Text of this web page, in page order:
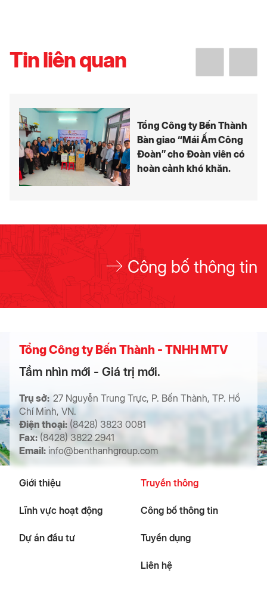
Tin liên quan
Tổng Công ty Bến Thành
Bàn giao “Mái Ấm Công
Đoàn” cho Đoàn viên có
hoàn cảnh khó khăn.
Công bố thông tin
Tổng Công ty Bến Thành - TNHH MTV
Tầm nhìn mới - Giá trị mới.
Trụ sở: 27 Nguyễn Trung Trực, P. Bến Thành, TP. Hồ
Chí Minh, VN.
Điện thoại: (8428) 3823 0081
Fax:(8428) 3822 2941
Email: info@benthanhgroup.com
Giới thiệu
Lĩnh vực hoạt động
Dự án đầu tư
Truyền thông
Công bố thông tin
Tuyển dụng
Liên hệ